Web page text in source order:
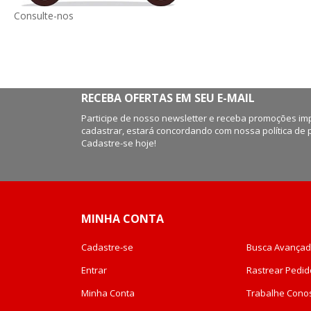
Consulte-nos
RECEBA OFERTAS EM SEU E-MAIL
Participe de nosso newsletter e receba promoções
cadastrar, estará concordando com nossa política de
Cadastre-se hoje!
MINHA CONTA
Cadastre-se
Entrar
Minha Conta
Busca
Rastrear
Trabalhe